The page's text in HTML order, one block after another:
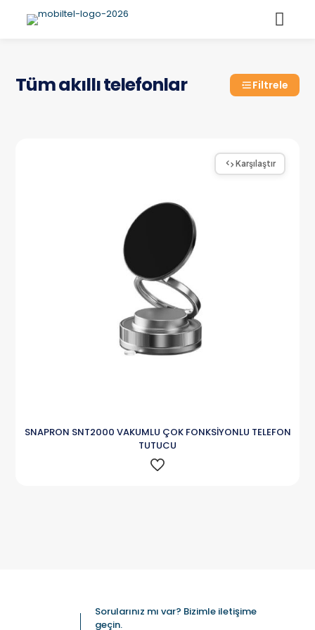
Tüm akıllı telefonlar Filtrele
Karşılaştır
SNAPRON SNT2000 VAKUMLU ÇOK FONKSİYONLU TELEFON
TUTUCU
Sorularınız mı var? Bizimle iletişime
geçin.